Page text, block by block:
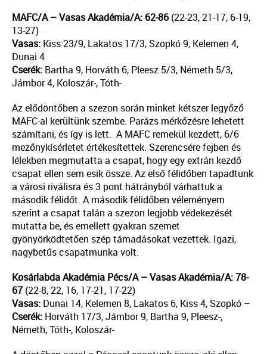
MAFC/A – Vasas Akadémia/A: 62-86 (22-23, 21-17, 6-19,
13-27)
Vasas: Kiss 23/9, Lakatos 17/3, Szopkó 9, Kelemen 4,
Dunai 4
Cserék: Bartha 9, Horváth 6, Pleesz 5/3, Németh 5/3,
Jámbor 4, Koloszár-, Tóth-
Az elődöntőben a szezon során minket kétszer legyőző
MAFC-al kerültünk szembe. Parázs mérkőzésre lehetett
számítani, és így is lett. A MAFC remekül kezdett, 6/6
mezőnykísérletet értékesítettek. Szerencsére fejben és
lélekben megmutatta a csapat, hogy egy extrán kezdő
csapat ellen sem esik össze. Az első félidőben tapadtunk
a városi riválisra és 3 pont hátrányból várhattuk a
második félidőt. A második félidőben véleményem
szerint a csapat talán a szezon legjobb védekezését
mutatta be, és emellett gyakran szemet
gyönyörködtetően szép támadásokat vezettek. Igazi,
nagybetűs csapatmunka volt.
Kosárlabda Akadémia Pécs/A – Vasas Akadémia/A: 78-
67 (22-8, 22, 16, 17-21, 17-22)
Vasas: Dunai 14, Kelemen 8, Lakatos 6, Kiss 4, Szopkó –
Cserék: Horváth 17/3, Jámbor 9, Bartha 9, Pleesz-,
Németh, Tóth-, Koloszár-